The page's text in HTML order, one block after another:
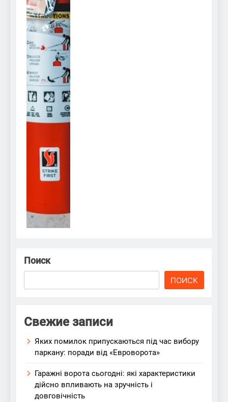
Поиск
ПОИСК
Свежие записи
Яких помилок припускаються під час вибору
паркану: поради від «Евроворота»
Гаражні ворота сьогодні: які характеристики
дійсно впливають на зручність і
довговічність